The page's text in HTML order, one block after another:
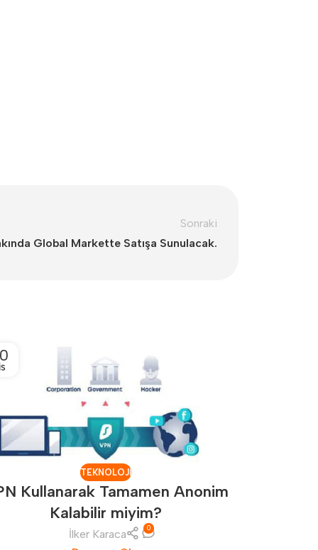
Sonraki
Global Markette Satışa Sunulacak.
TEKNOLOJI
Kullanarak Tamamen Anonim
Kalabilir miyim?
İlker Karaca 0